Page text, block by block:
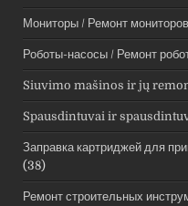
Мониторы / Ремонт мониторов
Роботы-насосы / Ремонт
Siuvimo mašinos ir jų
Spausdintuvai ir
Заправка картриджей для
(38)
Ремонт строительных